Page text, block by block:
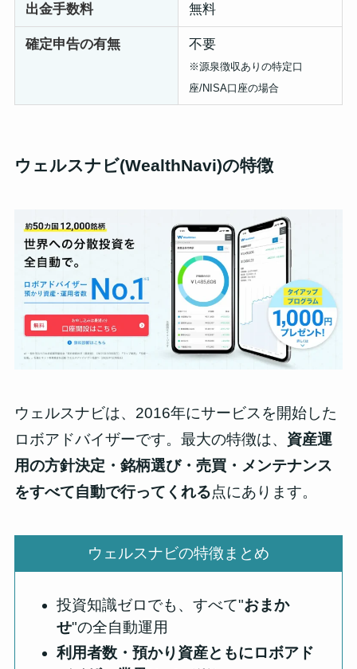
出金手数料 無料
確定申告の有無 不要
※源泉徴収ありの特定口
座/NISA口座の場合
ウェルスナビ(WealthNavi)の特徴
ウェルスナビは、2016年にサービスを開始した
ロボアドバイザーです。最大の特徴は、 資産運
用の方針決定・銘柄選び・売買・メンテナンス
をすべて自動で行ってくれる点にあります。
ウェルスナビの特徴まとめ
投資知識ゼロでも、すべて"おまか
せ"の全自動運用
利用者数・預かり資産ともにロボアド